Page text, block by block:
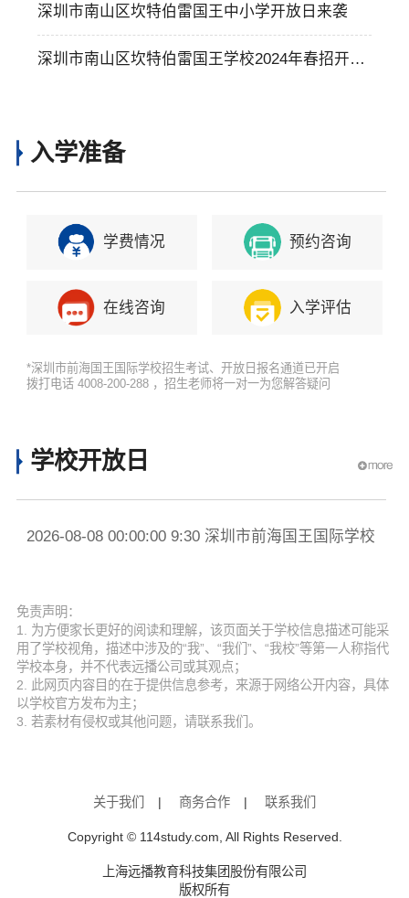
招生活动全面开启！
深圳市南山区坎特伯雷国王中小学开放日来袭
深圳市南山区坎特伯雷国王学校2024年春招开放
入学准备
学费情况 预约咨询
在线咨询 入学评估
*深圳市前海国王国际学校招生考试、开放日报名通道已开启
拨打电话 4008-200-288 ，招生老师将一对一为您解答疑问
学校开放日
2026-08-08 00:00:00 9:30 深圳市前海国王国际学校
免责声明：
1. 为方便家长更好的阅读和理解，该页面关于学校信息描述可能采
用了学校视角，描述中涉及的“我”、“我们”、“我校”等第一人称指代
学校本身，并不代表远播公司或其观点；
2. 此网页内容目的在于提供信息参考，来源于网络公开内容，具体
以学校官方发布为主；
3. 若素材有侵权或其他问题，请联系我们。
关于我们 | 商务合作 | 联系我们
Copyright © 114study.com, All Rights Reserved.
上海远播教育科技集团股份有限公司
版权所有